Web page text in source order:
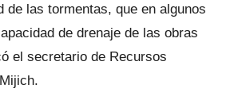
de las tormentas, que en algunos
de drenaje de las obras
el secretario de Recursos